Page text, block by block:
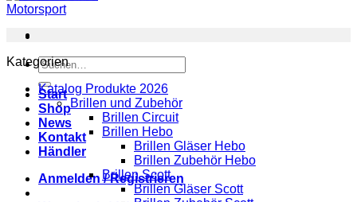
Suchen
nach:
Start
Shop
News
Kontakt
Händler
Anmelden / Registrieren
Kategorien
Katalog Produkte 2026
Brillen und Zubehör
Brillen Circuit
Brillen Hebo
Brillen Gläser Hebo
Brillen Zubehör Hebo
Brillen Scott
Brillen Gläser Scott